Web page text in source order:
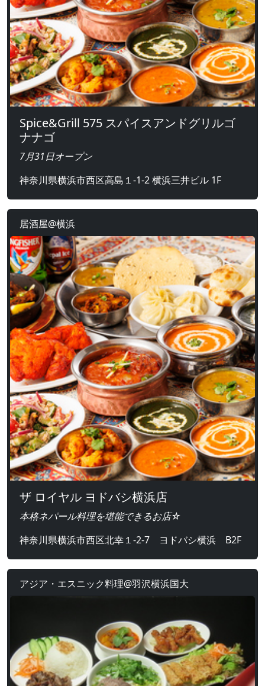
Spice&Grill 575 スパイスアンドグリルゴ
ナナゴ
7月31日オープン
神奈川県横浜市西区高島１-1-2 横浜三井ビル 1F
居酒屋@横浜
ザ ロイヤル ヨドバシ横浜店
本格ネパール料理を堪能できるお店☆
神奈川県横浜市西区北幸１-2-7 ヨドバシ横浜 B2F
アジア・エスニック料理@羽沢横浜国大